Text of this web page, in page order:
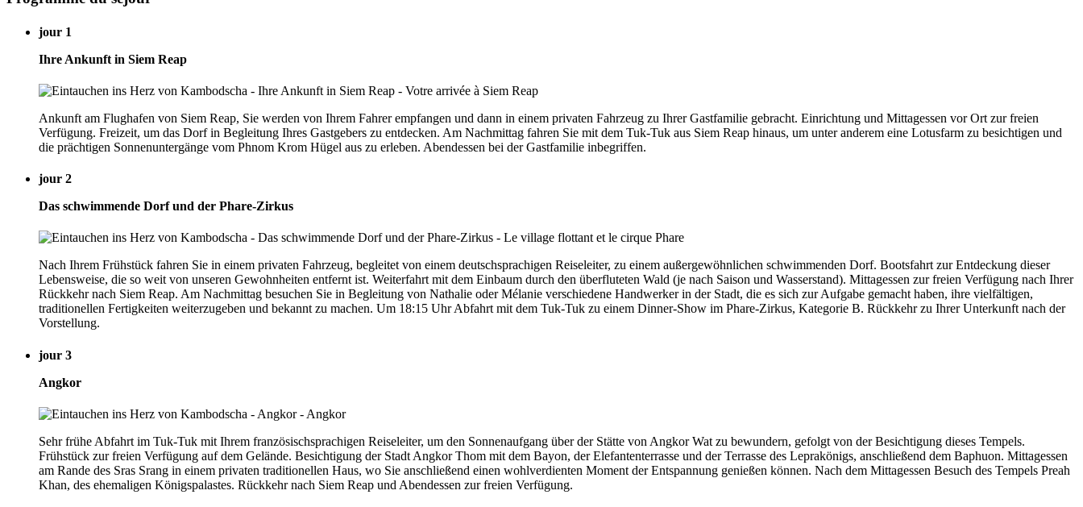
jour 1
Ihre Ankunft in Siem Reap
Ankunft am Flughafen von Siem Reap, Sie werden von Ihrem Fahrer empfangen und dann in einem privaten Fahrzeug zu Ihrer Gastfamilie gebracht. Einrichtung und Mittagessen vor Ort zur freien
Verfügung. Freizeit, um das Dorf in Begleitung Ihres Gastgebers zu entdecken. Am Nachmittag fahren Sie mit dem Tuk-Tuk aus Siem Reap hinaus, um unter anderem eine Lotusfarm zu besichtigen und
die prächtigen Sonnenuntergänge vom Phnom Krom Hügel aus zu erleben. Abendessen bei der Gastfamilie inbegriffen.
jour 2
Das schwimmende Dorf und der Phare-Zirkus
Nach Ihrem Frühstück fahren Sie in einem privaten Fahrzeug, begleitet von einem deutschsprachigen Reiseleiter, zu einem außergewöhnlichen schwimmenden Dorf. Bootsfahrt zur Entdeckung dieser
Lebensweise, die so weit von unseren Gewohnheiten entfernt ist. Weiterfahrt mit dem Einbaum durch den überfluteten Wald (je nach Saison und Wasserstand). Mittagessen zur freien Verfügung nach Ihrer
Rückkehr nach Siem Reap. Am Nachmittag besuchen Sie in Begleitung von Nathalie oder Mélanie verschiedene Handwerker in der Stadt, die es sich zur Aufgabe gemacht haben, ihre vielfältigen,
traditionellen Fertigkeiten weiterzugeben und bekannt zu machen. Um 18:15 Uhr Abfahrt mit dem Tuk-Tuk zu einem Dinner-Show im Phare-Zirkus, Kategorie B. Rückkehr zu Ihrer Unterkunft nach der
Vorstellung.
jour 3
Angkor
Sehr frühe Abfahrt im Tuk-Tuk mit Ihrem französischsprachigen Reiseleiter, um den Sonnenaufgang über der Stätte von Angkor Wat zu bewundern, gefolgt von der Besichtigung dieses Tempels.
Frühstück zur freien Verfügung auf dem Gelände. Besichtigung der Stadt Angkor Thom mit dem Bayon, der Elefantenterrasse und der Terrasse des Leprakönigs, anschließend dem Baphuon. Mittagessen
am Rande des Sras Srang in einem privaten traditionellen Haus, wo Sie anschließend einen wohlverdienten Moment der Entspannung genießen können. Nach dem Mittagessen Besuch des Tempels Preah
Khan, des ehemaligen Königspalastes. Rückkehr nach Siem Reap und Abendessen zur freien Verfügung.